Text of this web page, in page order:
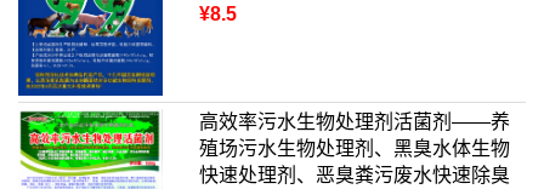
¥8.5
高效率污水生物处理剂活菌剂——养
殖场污水生物处理剂、黑臭水体生物
快速处理剂、恶臭粪污废水快速除臭